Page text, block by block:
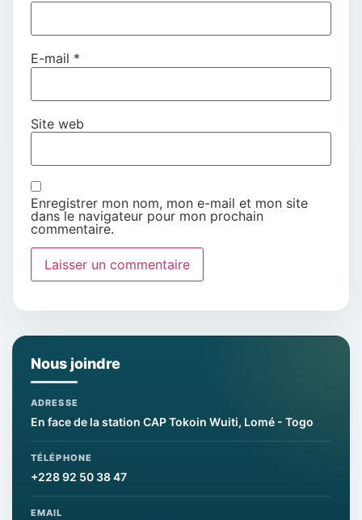
E-mail *
Site web
Enregistrer mon nom, mon e-mail et mon site
dans le navigateur pour mon prochain
commentaire.
Nous joindre
ADRESSE
En face de la station CAP Tokoin Wuiti, Lomé - Togo
TÉLÉPHONE
+228 92 50 38 47
EMAIL